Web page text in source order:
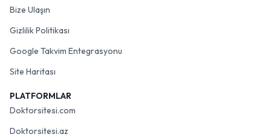
Bize Ulaşın
Gizlilik Politikası
Google Takvim Entegrasyonu
Site Haritası
PLATFORMLAR
Doktorsitesi.com
Doktorsitesi.az